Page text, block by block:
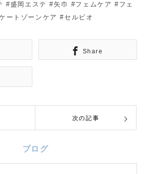
#盛岡エステ #矢巾 #フェムケア #フェ
ートゾーンケア #セルビオ
Share
次の記事
ブログ